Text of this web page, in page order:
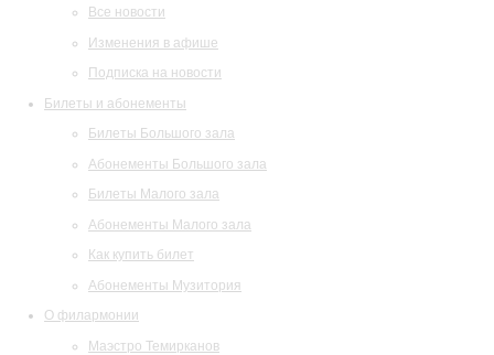
Все новости
Изменения в афише
Подписка на новости
Билеты и абонементы
Билеты Большого зала
Абонементы Большого зала
Билеты Малого зала
Абонементы Малого зала
Как купить билет
Абонементы Музитория
О филармонии
Маэстро Темирканов